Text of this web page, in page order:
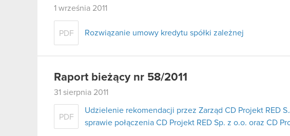
1 września 2011
PDF Rozwiązanie umowy kredytu spółki zależnej
Raport bieżący nr 58/2011
31 sierpnia 2011
PDF
Udzielenie rekomendacji przez Zarząd CD Projekt RED
sprawie połączenia CD Projekt RED Sp. z o.o. oraz CD